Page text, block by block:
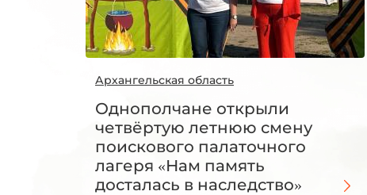
Архангельская область
Однополчане открыли
четвёртую летнюю смену
поискового палаточного
лагеря «Нам память
досталась в наследство»